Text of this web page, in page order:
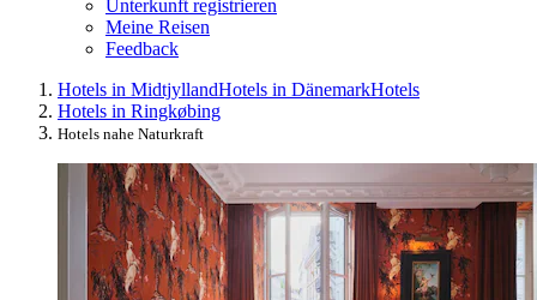
Unterkunft registrieren
Meine Reisen
Feedback
Hotels in MidtjyllandHotels in DänemarkHotels
Hotels in Ringkøbing
Hotels nahe Naturkraft